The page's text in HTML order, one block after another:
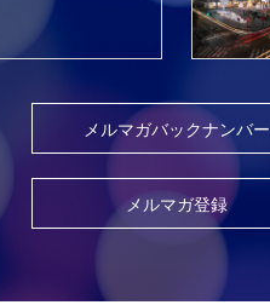
メルマガバックナンバー
メルマガ登録